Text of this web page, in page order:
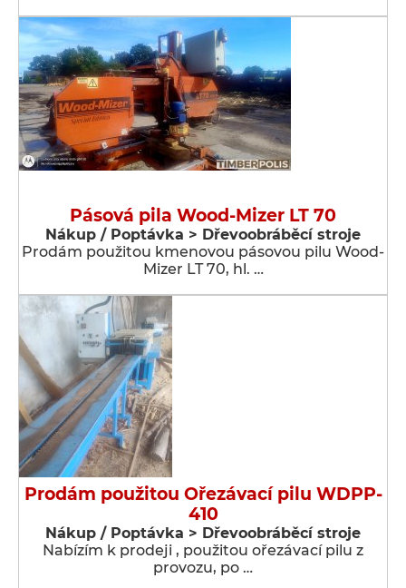
Pásová pila Wood-Mizer LT 70
Nákup / Poptávka > Dřevoobráběcí stroje
Prodám použitou kmenovou pásovou pilu Wood-
Mizer LT 70, hl. …
Prodám použitou Ořezávací pilu WDPP-
410
Nákup / Poptávka > Dřevoobráběcí stroje
Nabízím k prodeji , použitou ořezávací pilu z
provozu, po …